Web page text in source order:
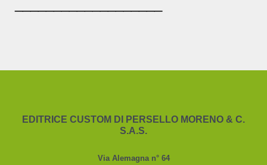
EDITRICE CUSTOM DI PERSELLO MORENO & C.
S.A.S.
Via Alemagna n° 64